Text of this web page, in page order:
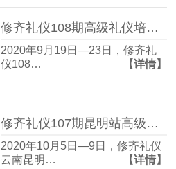
修齐礼仪108期高级礼仪培训师培训班圆满结束！
2020年9月19日—23日，修齐礼
仪108…
【详情】
修齐礼仪107期昆明站高级礼仪培训师培训班圆满结束
2020年10月5日—9日，修齐礼仪
云南昆明…
【详情】